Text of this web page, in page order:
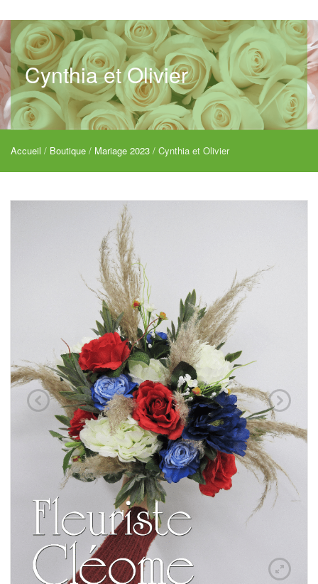
Cynthia et Olivier
Accueil / Boutique / Mariage 2023 / Cynthia et Olivier